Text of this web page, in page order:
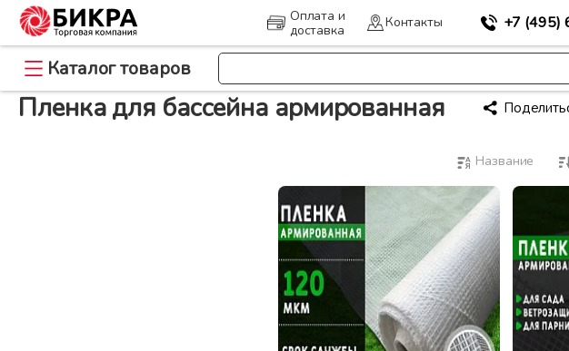
Оплата и
доставка
Контакты +7 (495)
Каталог товаров
Главная >Пленка для бассейна армированная
Пленка для бассейна армированная
Название